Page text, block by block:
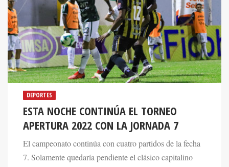
DEPORTES
ESTA NOCHE CONTINÚA EL TORNEO
APERTURA 2022 CON LA JORNADA 7
El campeonato continúa con cuatro partidos de la fecha
7. Solamente quedaría pendiente el clásico capitalino
para este próximo jueves.